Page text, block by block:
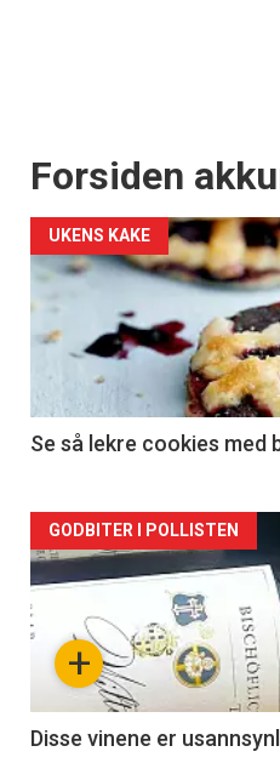
Forsiden
UKENS KAKE
Se så lekre cookies med
Forsiden
akkurat
nå
2
+
GODBITER I POLLISTEN
Disse vinene er